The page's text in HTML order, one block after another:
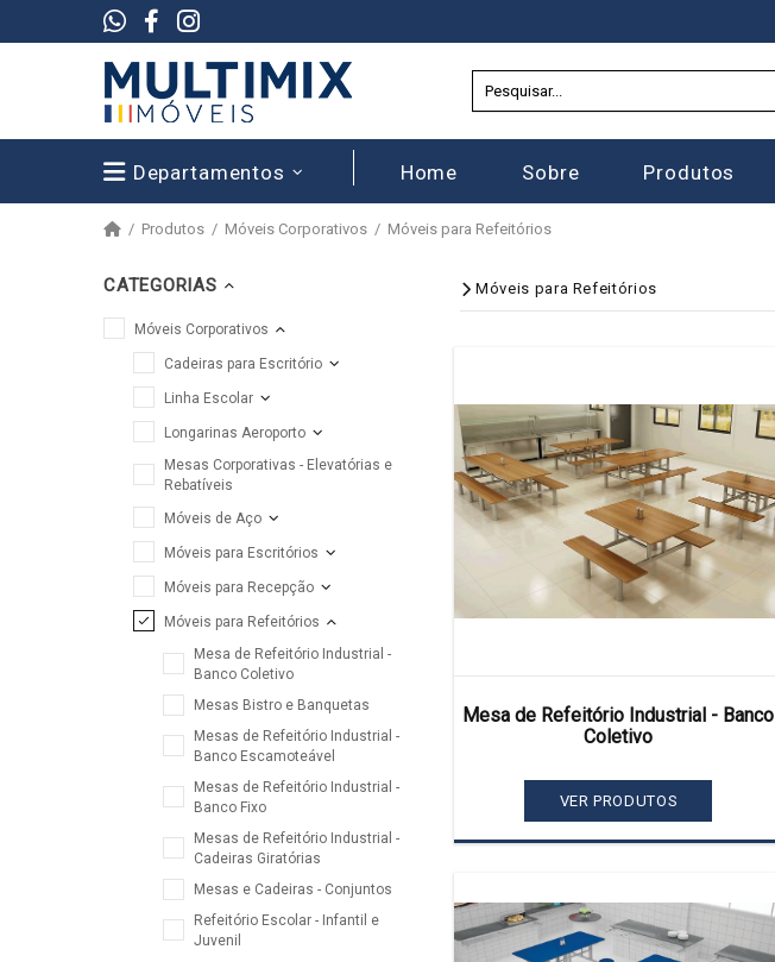
Departamentos Home Sobre Produtos
Produtos Móveis Corporativos Móveis para Refeitórios
CATEGORIAS
Móveis Corporativos
Cadeiras para Escritório
Linha Escolar
Longarinas Aeroporto
Mesas Corporativas - Elevatórias e
Rebatíveis
Móveis de Aço
Móveis para Escritórios
Móveis para Recepção
Móveis para Refeitórios
Mesa de Refeitório Industrial -
Banco Coletivo
Mesas Bistro e Banquetas
Mesas de Refeitório Industrial -
Banco Escamoteável
Mesas de Refeitório Industrial -
Banco Fixo
Mesas de Refeitório Industrial -
Cadeiras Giratórias
Mesas e Cadeiras - Conjuntos
Refeitório Escolar - Infantil e
Juvenil
Móveis para Refeitórios
Mesa de Refeitório Industrial - Banco
Coletivo
VER PRODUTOS